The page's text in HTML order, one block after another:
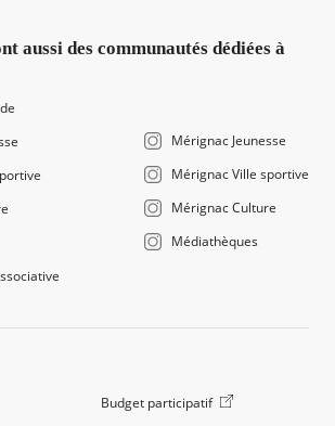
aussi des communautés dédiées à
Mérignac Jeunesse
Mérignac Ville sportive
Mérignac Culture
Médiathèques
Budget participatif